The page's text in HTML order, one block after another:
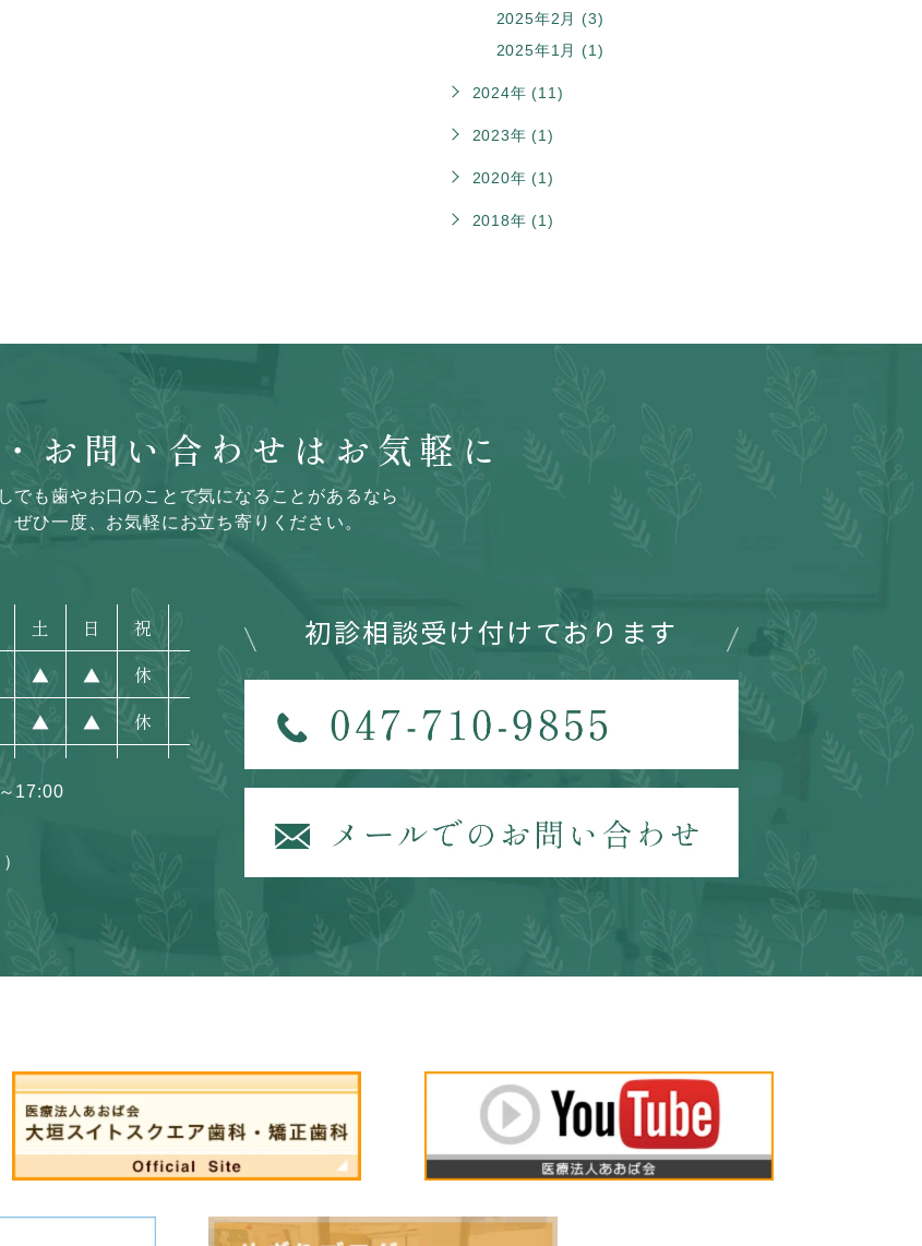
2025年2月 (3)
2025年1月 (1)
2024年 (11)
2023年 (1)
2020年 (1)
2018年 (1)
お問い合わせはお気軽に
でも歯やお口のことで気になることがあるなら
ぜひ一度、お気軽にお立ち寄りください。
土 日 祝
▲ ▲ 休
▲ ▲ 休
17:00
初診相談受け付けております